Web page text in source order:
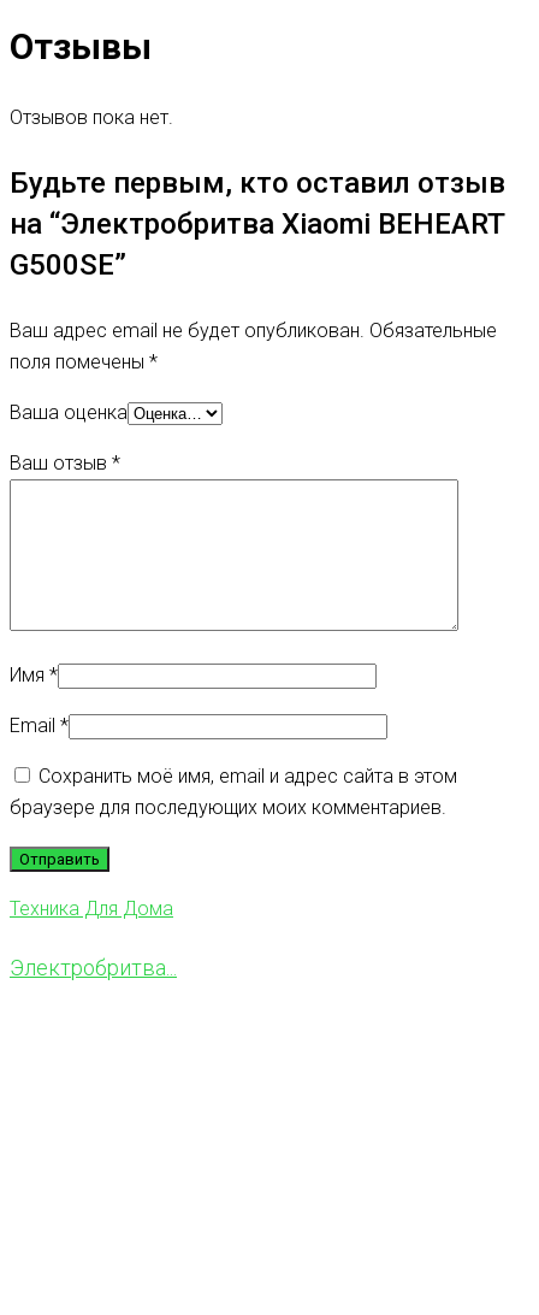
Отзывы
Отзывов пока нет.
Будьте первым, кто оставил отзыв
на “Электробритва Xiaomi BEHEART
G500SE”
Ваш адрес email не будет опубликован. Обязательные
поля помечены *
Ваша оценка
Ваш отзыв *
Имя *
Email *
Сохранить моё имя, email и адрес сайта в этом
браузере для последующих моих комментариев.
Техника Для Дома
Электробритва...